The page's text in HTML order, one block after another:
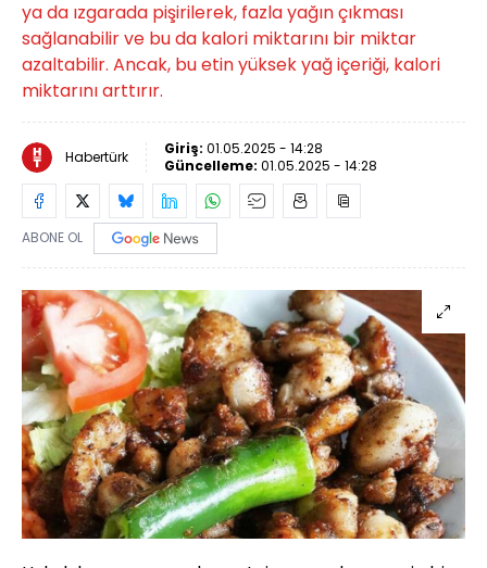
ya da ızgarada pişirilerek, fazla yağın çıkması
sağlanabilir ve bu da kalori miktarını bir miktar
azaltabilir. Ancak, bu etin yüksek yağ içeriği, kalori
miktarını arttırır.
Habertürk Giriş: 01.05.2025 - 14:28
Güncelleme: 01.05.2025 - 14:28
ABONE OL